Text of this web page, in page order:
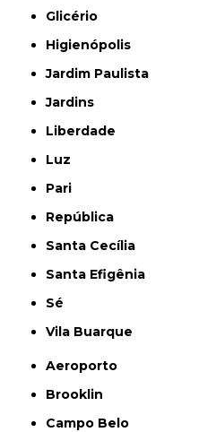
Glicério
Higienópolis
Jardim Paulista
Jardins
Liberdade
Luz
Pari
República
Santa Cecília
Santa Efigênia
Sé
Vila Buarque
Aeroporto
Brooklin
Campo Belo